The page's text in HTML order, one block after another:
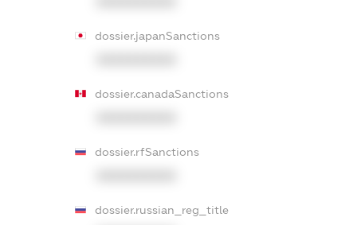
dossier.japanSanctions
dossier.canadaSanctions
dossier.rfSanctions
dossier.russian_reg_title